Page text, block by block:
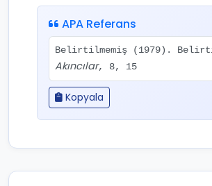
APA Referans
Belirtilmemiş (1979).
Akıncılar, 8, 15
Kopyala